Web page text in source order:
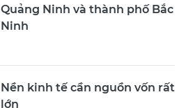
Quảng Ninh và thành phố Bắc
Ninh
Nền kinh tế cần nguồn vốn rất
lớn